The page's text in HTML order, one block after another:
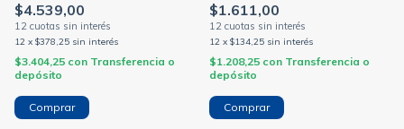
$4.539,00
12 x $378,25 sin interés
$3.404,25 con Transferencia o
depósito
$1.611,00
12 x $134,25 sin interés
$1.208,25 con Transferencia o
depósito